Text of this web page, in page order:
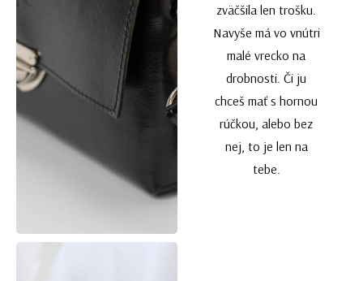
zväčšila len trošku.
Navyše má vo vnútri
malé vrecko na
drobnosti. Či ju
chceš mať s hornou
rúčkou, alebo bez
nej, to je len na
tebe.